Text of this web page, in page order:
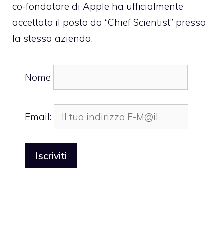
co-fondatore di Apple ha ufficialmente
accettato il posto da “Chief Scientist” presso
la stessa azienda.
Nome
Email: